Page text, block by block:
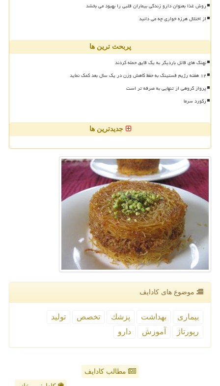
روش غذا بعنوان دارو زندگی بیماران قلبی را بهبود می بخشد
از اختلال هرزه خواری چه می دانید
پربحث ترین ها
نهنگ های قاتل باردیگر به یک قایق حمله کردند
۱۲ هفته رژیم فستینگ به حفظ کاهش وزن در یک سال بعد کمک نماید
پرواز گروهی از تنهایی به صرفه تر است
رکورد سرما
جدیدترین ها
موضوع های كادایف
بیماری بهداشت پزشك تخصص
تولید
رپورتاژ
آموزش دارو
مطالب کادایف